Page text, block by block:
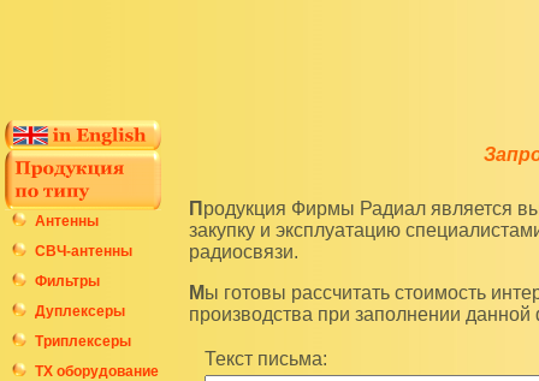
Антенны
СВЧ-антенны
Фильтры
Дуплексеры
Триплексеры
ТХ оборудование
Продукция Фирмы Радиал является высокотехнологичным оборудованием и подразумевает
закупку и эксплуатацию
радиосвязи.
Мы готовы рассчитать стоимость интересующих вас изделий по последним ценам нашего
производства при заполнении
Текст письма: